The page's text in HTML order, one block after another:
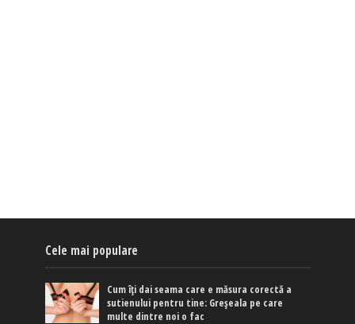
Cele mai populare
Cum îți dai seama care e măsura corectă a
sutienului pentru tine: Greșeala pe care
multe dintre noi o fac